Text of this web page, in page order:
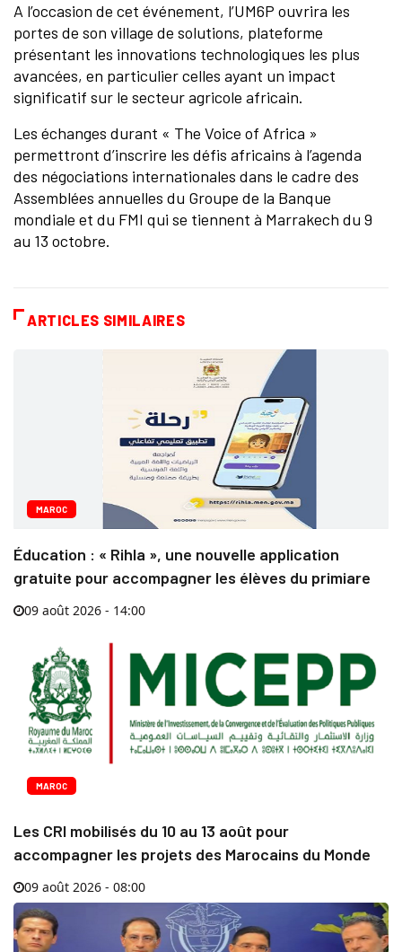
A l’occasion de cet événement, l’UM6P ouvrira les
portes de son village de solutions, plateforme
présentant les innovations technologiques les plus
avancées, en particulier celles ayant un impact
significatif sur le secteur agricole africain.
Les échanges durant « The Voice of Africa »
permettront d’inscrire les défis africains à l’agenda
des négociations internationales dans le cadre des
Assemblées annuelles du Groupe de la Banque
mondiale et du FMI qui se tiennent à Marrakech du 9
au 13 octobre.
ARTICLES SIMILAIRES
MAROC
Éducation : « Rihla », une nouvelle application
gratuite pour accompagner les élèves du primiare
09 août 2026 - 14:00
MAROC
Les CRI mobilisés du 10 au 13 août pour
accompagner les projets des Marocains du Monde
09 août 2026 - 08:00